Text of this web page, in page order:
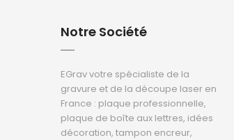
Notre Société
EGrav votre spécialiste de la
gravure et de la découpe laser en
France : plaque professionnelle,
plaque de boîte aux lettres, idées
décoration, tampon encreur,